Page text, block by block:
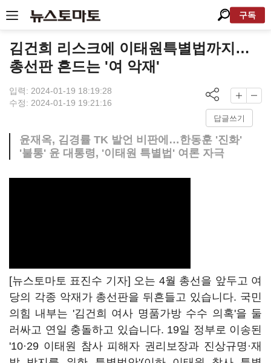
구독
김건희 리스크에 이태원특별법까지…
총선판 흔드는 '여 악재'
입력: 2024-01-19 18:19:28
수정: 2024-01-19 19:21:16
답글쓰기
윤재옥, 김경률 TK 발언 비판에…한동훈 '진화'
'불통' 윤 대통령, '이태원 특별법' 여론 자극
[뉴스토마토 표진수 기자] 오는 4월 총선을 앞두고 여
당의 각종 악재가 총선판을 뒤흔들고 있습니다. 국민
의힘 내부는 '김건희 여사 명품가방 수수 의혹'을 둘
러싸고 연일 충돌하고 있습니다. 19일 정부로 이송된
'10·29 이태원 참사 피해자 권리보장과 진상규명·재